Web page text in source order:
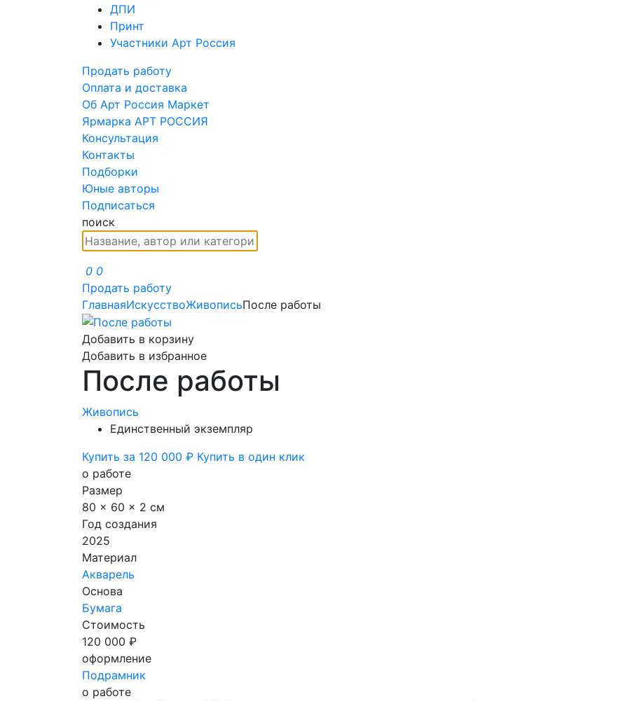
ДПИ
Принт
Участники Арт Россия
Продать работу
Оплата и доставка
Об Арт Россия Маркет
Ярмарка АРТ РОССИЯ
Консультация
Контакты
Подборки
Юные авторы
Подписаться
поиск
0 0
Продать работу
ГлавнаяИскусствоЖивописьПосле работы
Добавить в корзину
Добавить в избранное
После работы
Живопись
Единственный экземпляр
Купить за 120 000 ₽ Купить в один клик
о работе
Размер
80 x 60 x 2 см
Год создания
2025
Материал
Акварель
Основа
Бумага
Стоимость
120 000 ₽
оформление
Подрамник
о работе